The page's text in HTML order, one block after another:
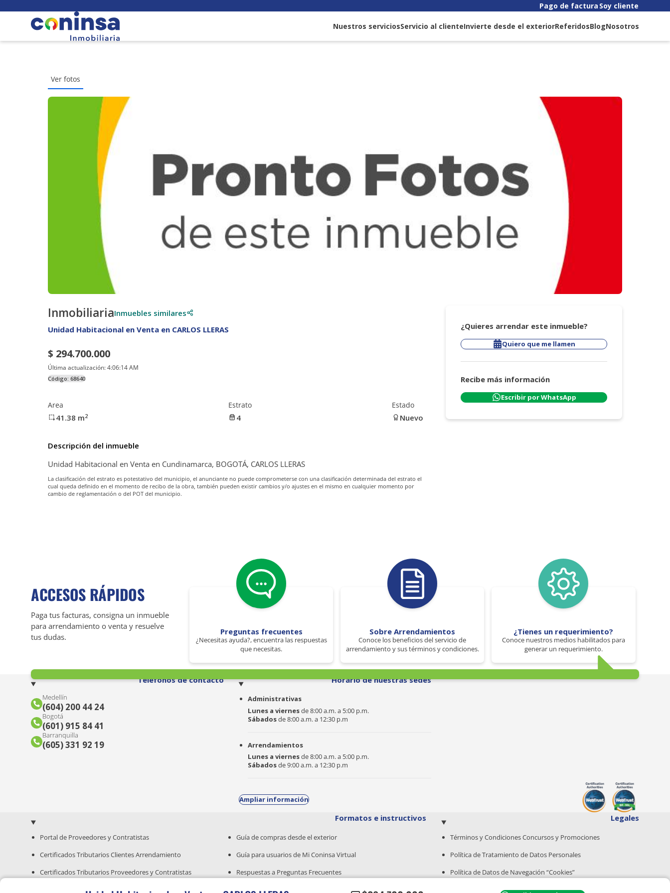
Pago de factura Soy cliente
Nuestros serviciosServicio al clienteInvierte desde el exteriorReferidosBlogNosotros
Ver fotos
InmobiliariaInmuebles similares
Unidad Habitacional en Venta en CARLOS LLERAS
$ 294.700.000
Última actualización:4:06:14 AM
Código: 68640
Area
41.38 m2
Estrato
4
Estado
Nuevo
Descripción del inmueble
Unidad Habitacional en Venta en Cundinamarca, BOGOTÁ, CARLOS LLERAS
La clasificación del estrato es potestativo del municipio, el anunciante no puede comprometerse con una clasificación determinada del estrato el
cual queda definido en el momento de recibo de la obra, también pueden existir cambios y/o ajustes en el mismo en cualquier momento por
cambio de reglamentación o del POT del municipio.
¿Quieres arrendar este inmueble?
Quiero que me llamen
Recibe más información
Escribir por WhatsApp
ACCESOS RÁPIDOS
Paga tus facturas, consigna un inmueble
para arrendamiento o venta y resuelve
tus dudas.
Preguntas frecuentes
¿Necesitas ayuda?, encuentra las respuestas
que necesitas.
Sobre Arrendamientos
Conoce los beneficios del servicio de
arrendamiento y sus términos y condiciones.
¿Tienes un requerimiento?
Conoce nuestros medios habilitados para
generar un requerimiento.
Teléfonos de contacto
Medellín
(604) 200 44 24
Bogotá
(601) 915 84 41
Barranquilla
(605) 331 92 19
Horario de nuestras sedes
Administrativas
Lunes a viernesde 8:00 a.m. a 5:00 p.m.
Sábadosde 8:00 a.m. a 12:30 p.m
Arrendamientos
Lunes a viernesde 8:00 a.m. a 5:00 p.m.
Sábadosde 9:00 a.m. a 12:30 p.m
Ampliar información
Formatos e instructivos
Portal de Proveedores y Contratistas
Certificados Tributarios Clientes Arrendamiento
Certificados Tributarios Proveedores y Contratistas
Guía para Compra de Inmuebles Nuevos
Guía de compras desde el exterior
Guía para usuarios de Mi Coninsa Virtual
Respuestas a Preguntas Frecuentes
Legales
Términos y Condiciones Concursos y Promociones
Política de Tratamiento de Datos Personales
Política de Datos de Navegación “Cookies”